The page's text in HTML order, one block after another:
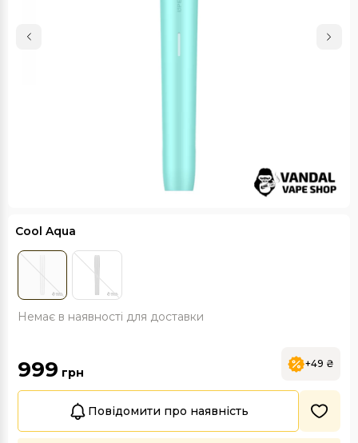
Cool Aqua
Немає в наявності для доставки
999 грн
+49 ₴
Повідомити про наявність